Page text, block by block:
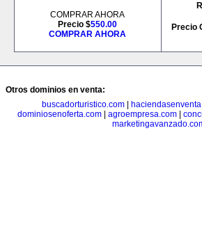
COMPRAR AHORA
Precio $550.00
COMPRAR AHORA
Precio
Otros dominios en venta:
buscadorturistico.com|
dominiosenoferta.com| agroempresa.com|